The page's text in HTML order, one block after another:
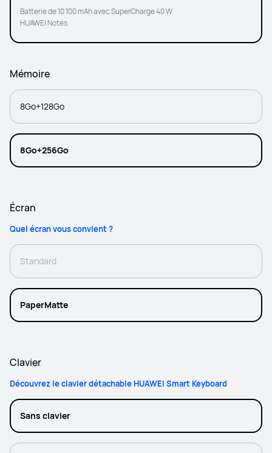
Batterie de 10 100 mAh avec SuperCharge 40 W
HUAWEI Notes
Mémoire
8Go+128Go
8Go+256Go
Écran
Quel écran vous convient ?
Standard
PaperMatte
Clavier
Découvrez le clavier détachable HUAWEI Smart Keyboard
Sans clavier